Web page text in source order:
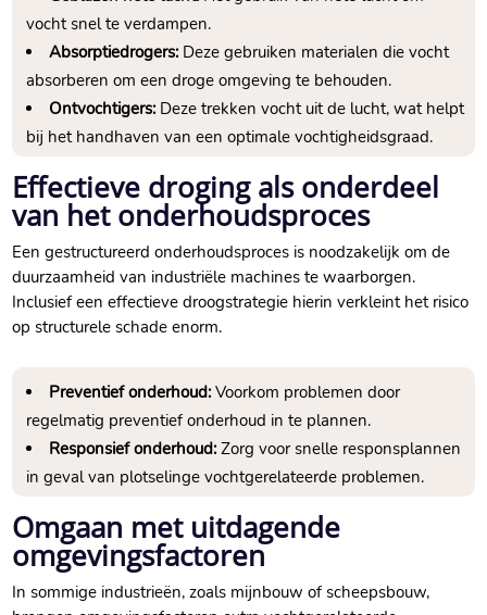
vocht snel te verdampen.​
Absorptiedrogers:Deze gebruiken materialen die vocht
absorberen om een droge omgeving te behouden.​
Ontvochtigers:Deze trekken vocht uit de lucht, wat helpt
bij het handhaven van een optimale vochtigheidsgraad.​
Effectieve droging als onderdeel
van het onderhoudsproces
Een gestructureerd onderhoudsproces is noodzakelijk om de
duurzaamheid van industriële machines te waarborgen.​
Inclusief een effectieve droogstrategie hierin verkleint het risico
op structurele schade enorm.​
Preventief onderhoud:Voorkom problemen door
regelmatig preventief onderhoud in te plannen.​
Responsief onderhoud:Zorg voor snelle responsplannen
in geval van plotselinge vochtgerelateerde problemen.​
Omgaan met uitdagende
omgevingsfactoren
In sommige industrieën, zoals mijnbouw of scheepsbouw,